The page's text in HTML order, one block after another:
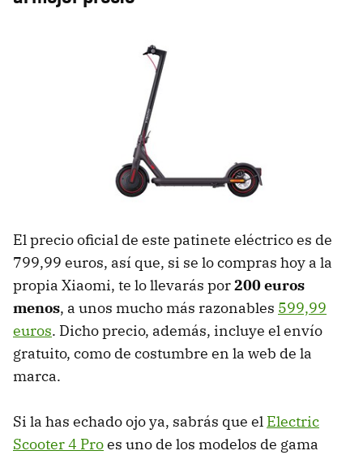
El precio oficial de este patinete eléctrico es de
799,99 euros, así que, si se lo compras hoy a la
propia Xiaomi, te lo llevarás por200 euros
menos, a unos mucho más razonables 599,99
euros. Dicho precio, además, incluye el envío
gratuito, como de costumbre en la web de la
marca.
Si la has echado ojo ya, sabrás que el Electric
Scooter 4 Proes uno de los modelos de gama